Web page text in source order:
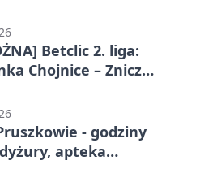
Betclic 2. liga:
Chojnice – Znicz
- godziny
apteka